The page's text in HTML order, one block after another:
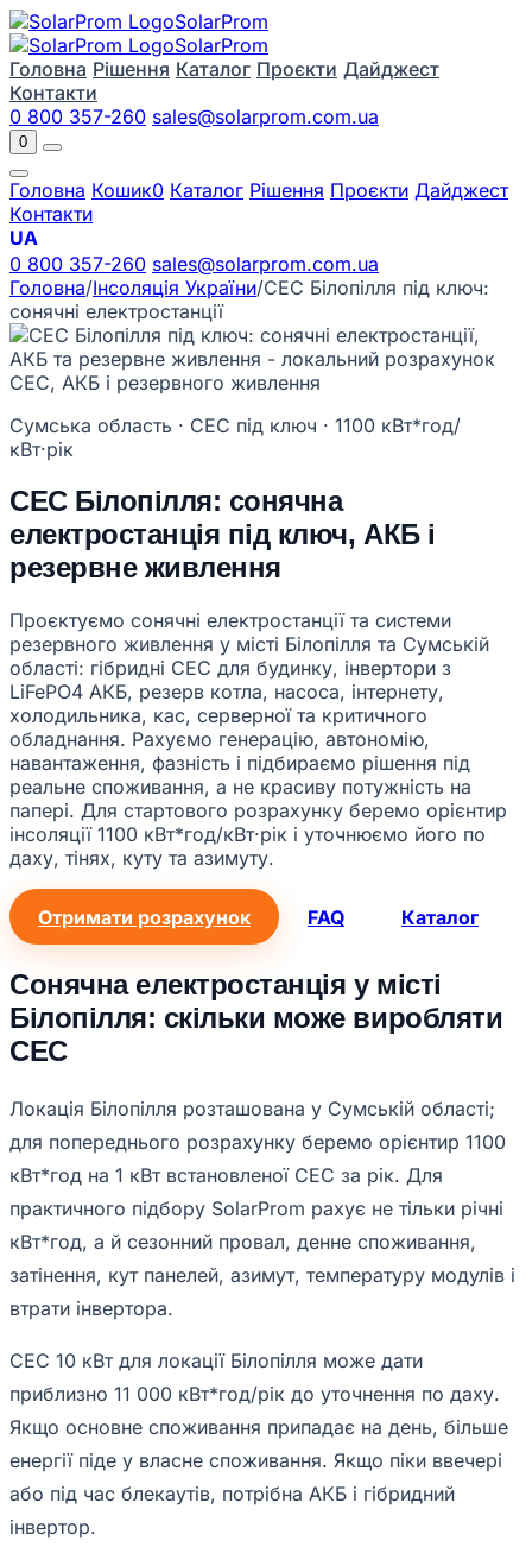
SolarProm
SolarProm
Головна Рішення Каталог Проєкти Дайджест
Контакти
0 800 357-260 sales@solarprom.com.ua
0
Головна Кошик0 Каталог Рішення Проєкти Дайджест
Контакти
UA
0 800 357-260 sales@solarprom.com.ua
Головна/Інсоляція України/СЕС Білопілля під ключ:
сонячні електростанції
Сумська область · СЕС під ключ · 1100 кВт*год/
кВт·рік
СЕС Білопілля: сонячна
електростанція під ключ, АКБ і
резервне живлення
Проєктуємо сонячні електростанції та системи
резервного живлення у місті Білопілля та Сумській
області: гібридні СЕС для будинку, інвертори з
LiFePO4 АКБ, резерв котла, насоса, інтернету,
холодильника, кас, серверної та критичного
обладнання. Рахуємо генерацію, автономію,
навантаження, фазність і підбираємо рішення під
реальне споживання, а не красиву потужність на
папері. Для стартового розрахунку беремо орієнтир
інсоляції 1100 кВт*год/кВт·рік і уточнюємо його по
даху, тінях, куту та азимуту.
Отримати розрахунок FAQ Каталог
Сонячна електростанція у місті
Білопілля: скільки може виробляти
СЕС
Локація Білопілля розташована у Сумській області;
для попереднього розрахунку беремо орієнтир 1100
кВт*год на 1 кВт встановленої СЕС за рік. Для
практичного підбору SolarProm рахує не тільки річні
кВт*год, а й сезонний провал, денне споживання,
затінення, кут панелей, азимут, температуру модулів і
втрати інвертора.
СЕС 10 кВт для локації Білопілля може дати
приблизно 11 000 кВт*год/рік до уточнення по даху.
Якщо основне споживання припадає на день, більше
енергії піде у власне споживання. Якщо піки ввечері
або під час блекаутів, потрібна АКБ і гібридний
інвертор.